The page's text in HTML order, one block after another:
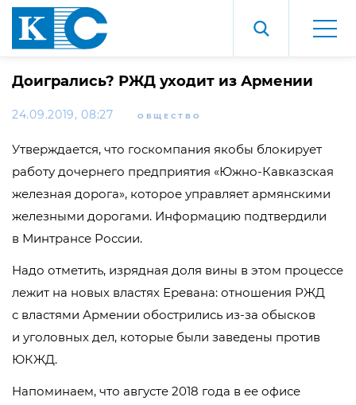
Доигрались? РЖД уходит из Армении
24.09.2019, 08:27 ОБЩЕСТВО
Утверждается, что госкомпания якобы блокирует
работу дочернего предприятия «Южно-Кавказская
железная дорога», которое управляет армянскими
железными дорогами. Информацию подтвердили
в Минтрансе России.
Надо отметить, изрядная доля вины в этом процессе
лежит на новых властях Еревана: отношения РЖД
с властями Армении обострились из-за обысков
и уголовных дел, которые были заведены против
ЮКЖД.
Напоминаем, что августе 2018 года в ее офисе